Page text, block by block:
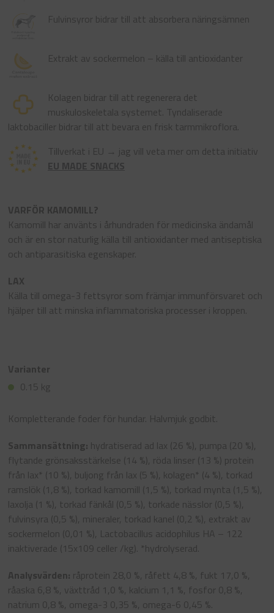
Fulvinsyror bidrar till att absorbera näringsämnen
Extrakt av sockermelon – källa till antioxidanter
Kolagen bidrar till att regenerera det
muskuloskeletala systemet. Tyndaliserade
laktobaciller bidrar till att bevara en frisk tarmmikroflora.
Tillverkat i EU → jag vill veta mer om detta initiativ
EU MADE SNACKS
VARFÖR KAMOMILL?
Kamomill har använts i århundraden för medicinska ändamål
och är en stor naturlig källa till antioxidanter med antiseptiska
och antiparasitiska egenskaper.
LAX
Källa till omega-3 fettsyror som främjar immunförsvaret och
hjälper till att minska inflammatoriska processer i kroppen.
Varianter
0.15 kg
Kompletterande foder för hundar. Halvmjuk godbit.
Sammansättning: hydratiserad ad lax (26 %), pumpa (20 %),
flytande grönsaksstärkelse (14 %), röda linser (13 %) protein
från lax* (10 %), buljong från lax (5 %), kolagen* (4 %), torkad
ramslök (1,8 %), torkad kamomill (1,5 %), torkad mynta (1,5 %),
laxolja (1 %), torkad fänkål (0,5 %), torkade nässlor (0,5 %),
fulvinsyra (0,5 %), mineraler, torkad kanel (0,2 %), extrakt av
sockermelon (0,01 %), Lactobacillus acidophilus HA – 122
inaktiverade (15x109 celler /kg). *hydrolyserad.
Analysvärden: råprotein 28,0 %, råfett 4,8 %, fukt 17,0 %,
råaska 6,8 %, växttråd 1,0 %, kalcium 1,1 %, fosfor 0,8 %,
natrium 0,8 %, omega-3 0,35 %, omega-6 0,45 %.